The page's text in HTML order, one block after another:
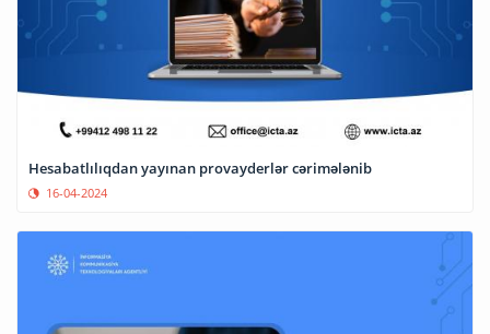
Hesabatlılıqdan yayınan provayderlər cərimələnib
16-04-2024